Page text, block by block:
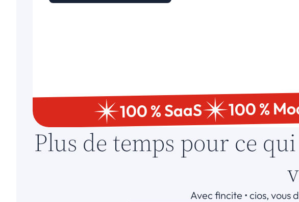
100 % SaaS 100 %
Plus de temps pour ce
Avec fincite • cios, vous